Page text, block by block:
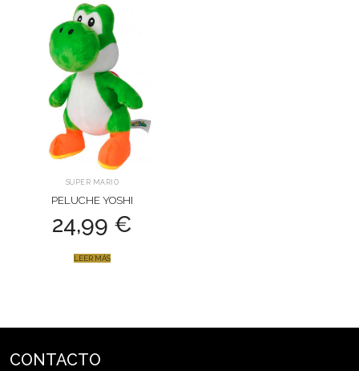
SUPER MARIO
PELUCHE YOSHI
24,99 €
LEER MÁS
CONTACTO